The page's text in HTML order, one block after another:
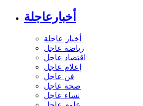
أخبارعاجلة
أخبار عاجلة
رياضة عاجل
اقتصاد عاجل
إعلام عاجل
فن عاجل
صحة عاجل
نساء عاجل